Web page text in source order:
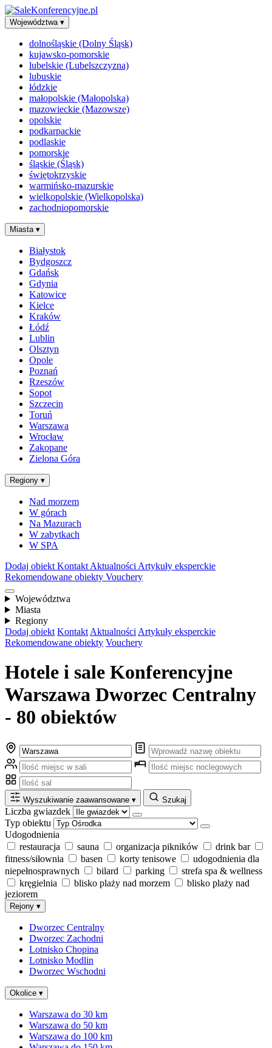
Województwa ▾
dolnośląskie (Dolny Śląsk)
kujawsko-pomorskie
lubelskie (Lubelszczyzna)
lubuskie
łódzkie
małopolskie (Małopolska)
mazowieckie (Mazowsze)
opolskie
podkarpackie
podlaskie
pomorskie
śląskie (Śląsk)
świętokrzyskie
warmińsko-mazurskie
wielkopolskie (Wielkopolska)
zachodniopomorskie
Miasta ▾
Białystok
Bydgoszcz
Gdańsk
Gdynia
Katowice
Kielce
Kraków
Łódź
Lublin
Olsztyn
Opole
Poznań
Rzeszów
Sopot
Szczecin
Toruń
Warszawa
Wrocław
Zakopane
Zielona Góra
Regiony ▾
Nad morzem
W górach
Na Mazurach
W zabytkach
W SPA
Dodaj obiekt Kontakt Aktualności Artykuły eksperckie
Rekomendowane obiekty Vouchery
Województwa
Miasta
Regiony
Dodaj obiekt Kontakt Aktualności Artykuły eksperckie
Rekomendowane obiekty Vouchery
Hotele i sale Konferencyjne
Warszawa Dworzec Centralny
- 80 obiektów
Wyszukiwanie zaawansowane ▾ Szukaj
Liczba gwiazdek
Typ obiektu
Udogodnienia
restauracja
sauna organizacja pikników
drink bar
fitness/siłownia
basen korty tenisowe
udogodnienia dla
niepełnosprawnych
bilard parking
strefa spa & wellness
kręgielnia
blisko plaży nad morzem
blisko plaży nad
jeziorem
Rejony ▾
Dworzec Centralny
Dworzec Zachodni
Lotnisko Chopina
Lotnisko Modlin
Dworzec Wschodni
Okolice ▾
Warszawa do 30 km
Warszawa do 50 km
Warszawa do 100 km